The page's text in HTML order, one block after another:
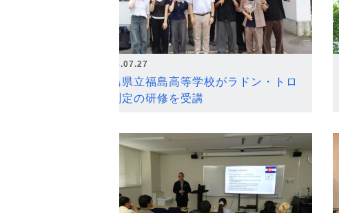
2026.07.27
福島県立福島高等学校がラドン・トロ
ン測定の研修を受講